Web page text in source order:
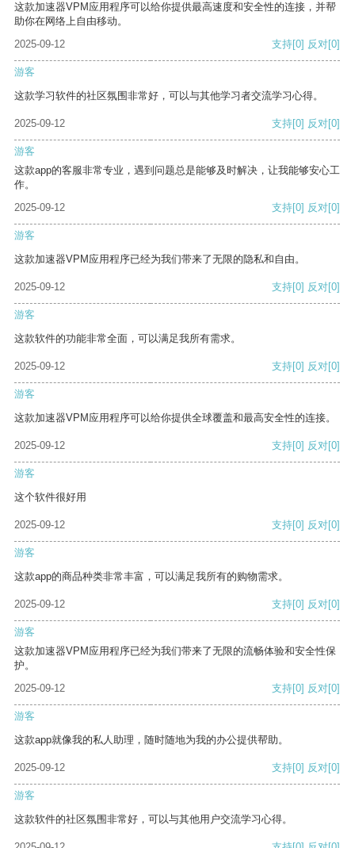
这款加速器VPM应用程序可以给你提供最高速度和安全性的连接，并帮
助你在网络上自由移动。
2025-09-12
支持[0] 反对[0]
游客
这款学习软件的社区氛围非常好，可以与其他学习者交流学习心得。
2025-09-12 支持[0] 反对[0]
游客
这款app的客服非常专业，遇到问题总是能够及时解决，让我能够安心工
作。
2025-09-12
支持[0] 反对[0]
游客
这款加速器VPM应用程序已经为我们带来了无限的隐私和自由。
2025-09-12 支持[0] 反对[0]
游客
这款软件的功能非常全面，可以满足我所有需求。
2025-09-12 支持[0] 反对[0]
游客
这款加速器VPM应用程序可以给你提供全球覆盖和最高安全性的连接。
2025-09-12 支持[0] 反对[0]
游客
这个软件很好用
2025-09-12 支持[0] 反对[0]
游客
这款app的商品种类非常丰富，可以满足我所有的购物需求。
2025-09-12 支持[0] 反对[0]
游客
这款加速器VPM应用程序已经为我们带来了无限的流畅体验和安全性保
护。
2025-09-12
支持[0] 反对[0]
游客
这款app就像我的私人助理，随时随地为我的办公提供帮助。
2025-09-12 支持[0] 反对[0]
游客
这款软件的社区氛围非常好，可以与其他用户交流学习心得。